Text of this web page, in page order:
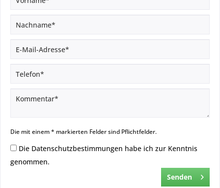
Die mit einem * markierten Felder sind Pflichtfelder.
Die Datenschutzbestimmungen habe ich zur Kenntnis
genommen.
Senden